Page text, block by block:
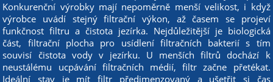
Konkurenční výrobky mají nepoměrně menší velikost, i když
výrobce uvádí stejný filtrační výkon, až časem se projeví
funkčnost filtru a čistota jezírka. Nejdůležitější je biologická
část, filtrační plocha pro usídlení filtračních bakterií s tím
souvisí čistota vody v jezírku. U menších filtrů dochází k
neustálému ucpávání filtračních médií, filtr začne přetékat.
Ideální stav je mít filtr předimenzovaný a ušetřit si čas